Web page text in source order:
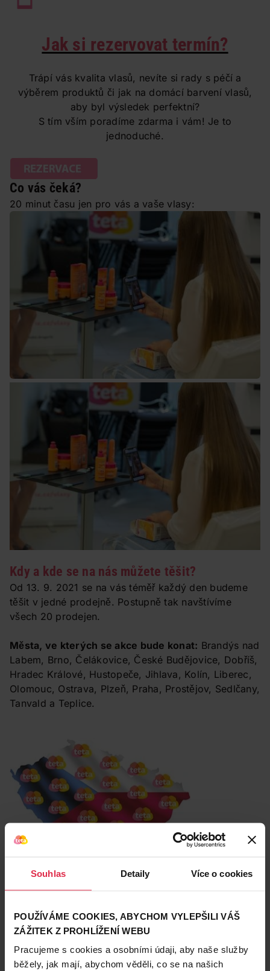
Souhlas Detaily Více o cookies
POUŽÍVÁME COOKIES, ABYCHOM VYLEPŠILI VÁŠ
ZÁŽITEK Z PROHLÍŽENÍ WEBU
Pracujeme s cookies a osobními údaji, aby naše služby
běžely, jak mají, abychom věděli, co se na našich
Jak si rezervovat termín?
Trápí vás kvalita vlasů, nevíte si rady s péčí a
výběrem produktů či jak na domácí barvení vlasů,
aby byl výsledek perfektní?
S tím vším poradíme zdarma i vám! Je to
jednoduché.
Co vás čeká?
20 minut času jen pro vás a vaše vlasy:
Kdy a kde se na nás můžete těšit?
Od 13. 9. 2021 se na vás téměř každý den budeme
těšit v jedné prodejně. Postupně tak navštívíme
všech 20 prodejen.
Města, ve kterých se akce bude konat: Brandýs nad
Labem, Brno, Čelákovice, České Budějovice, Dobříš,
Hradec Králové, Hustopeče, Jihlava, Kolín, Liberec,
Olomouc, Ostrava, Plzeň, Praha, Prostějov, Sedlčany,
Tanvald a Teplice.
Jděte nahttps://tetadrogerie.reenio.cz/
Poté dostanete potvrzovací e-mail s kódem
rezervace, kterým se prokážete na prodejně.